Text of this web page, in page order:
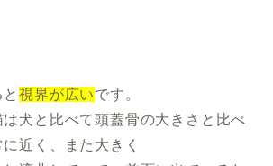
と視界が広いです。
犬と比べて頭蓋骨の大きさと比べ
近く、また大きく